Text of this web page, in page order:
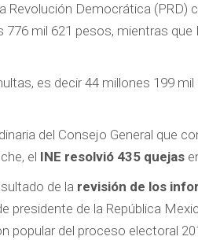
Revolución Democrática (PRD)
776 mil 621 pesos, mientras
es decir 44 millones 199
del Consejo General que
el INE resolvió 435 quejas
de la revisión de los
presidente de la República
popular del proceso electoral